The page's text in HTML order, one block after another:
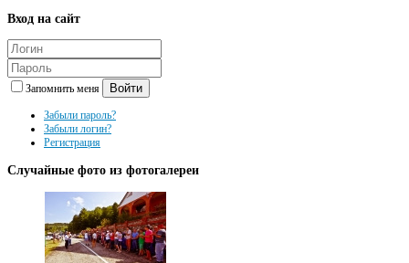
Вход на сайт
Запомнить меня Войти
Забыли пароль?
Забыли логин?
Регистрация
Случайные фото из фотогалереи